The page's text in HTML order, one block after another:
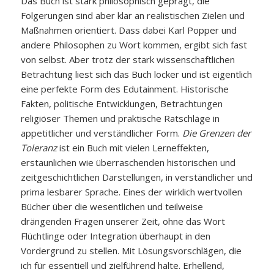
Folgerungen sind aber klar an realistischen Zielen und
Maßnahmen orientiert. Dass dabei Karl Popper und
andere Philosophen zu Wort kommen, ergibt sich fast
von selbst. Aber trotz der stark wissenschaftlichen
Betrachtung liest sich das Buch locker und ist eigentlich
eine perfekte Form des Edutainment. Historische
Fakten, politische Entwicklungen, Betrachtungen
religiöser Themen und praktische Ratschläge in
appetitlicher und verständlicher Form. Die Grenzen der
Toleranzist ein Buch mit vielen Lerneffekten,
erstaunlichen wie überraschenden historischen und
zeitgeschichtlichen Darstellungen, in verständlicher und
prima lesbarer Sprache. Eines der wirklich wertvollen
Bücher über die wesentlichen und teilweise
drängenden Fragen unserer Zeit, ohne das Wort
Flüchtlinge oder Integration überhaupt in den
Vordergrund zu stellen. Mit Lösungsvorschlägen, die
ich für essentiell und zielführend halte. Erhellend,